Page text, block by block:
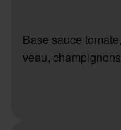
Base sauce
veau,